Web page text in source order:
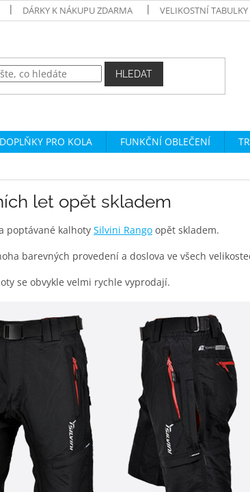
DÁRKY K NÁKUPU ZDARMA VELIKOSTNÍ TABULKY
HLEDAT
DOPLŇKY PRO KOLA FUNKČNÍ OBLEČENÍ
let opět skladem
poptávané kalhoty Silvini Rango opět skladem.
barevných provedení a doslova ve všech
se obvykle velmi rychle vyprodají.